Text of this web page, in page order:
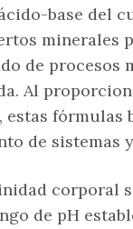
base del
minerales
de procesos
Al
fórmulas
de sistemas
corporal
de pH